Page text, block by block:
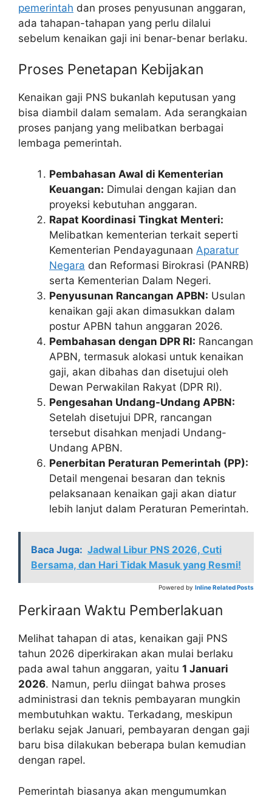
pemerintah dan proses penyusunan anggaran,
ada tahapan-tahapan yang perlu dilalui
sebelum kenaikan gaji ini benar-benar berlaku.
Proses Penetapan Kebijakan
Kenaikan gaji PNS bukanlah keputusan yang
bisa diambil dalam semalam. Ada serangkaian
proses panjang yang melibatkan berbagai
lembaga pemerintah.
Pembahasan Awal di Kementerian
Keuangan: Dimulai dengan kajian dan
proyeksi kebutuhan anggaran.
Rapat Koordinasi Tingkat Menteri:
Melibatkan kementerian terkait seperti
Kementerian Pendayagunaan Aparatur
Negara dan Reformasi Birokrasi (PANRB)
serta Kementerian Dalam Negeri.
Penyusunan Rancangan APBN: Usulan
kenaikan gaji akan dimasukkan dalam
postur APBN tahun anggaran 2026.
Pembahasan dengan DPR RI: Rancangan
APBN, termasuk alokasi untuk kenaikan
gaji, akan dibahas dan disetujui oleh
Dewan Perwakilan Rakyat (DPR RI).
Pengesahan Undang-Undang APBN:
Setelah disetujui DPR, rancangan
tersebut disahkan menjadi Undang-
Undang APBN.
Penerbitan Peraturan Pemerintah (PP):
Detail mengenai besaran dan teknis
pelaksanaan kenaikan gaji akan diatur
lebih lanjut dalam Peraturan Pemerintah.
Baca Juga: Jadwal Libur PNS 2026, Cuti
Bersama, dan Hari Tidak Masuk yang Resmi!
Powered by Inline Related Posts
Perkiraan Waktu Pemberlakuan
Melihat tahapan di atas, kenaikan gaji PNS
tahun 2026 diperkirakan akan mulai berlaku
pada awal tahun anggaran, yaitu 1 Januari
2026. Namun, perlu diingat bahwa proses
administrasi dan teknis pembayaran mungkin
membutuhkan waktu. Terkadang, meskipun
berlaku sejak Januari, pembayaran dengan gaji
baru bisa dilakukan beberapa bulan kemudian
dengan rapel.
Pemerintah biasanya akan mengumumkan